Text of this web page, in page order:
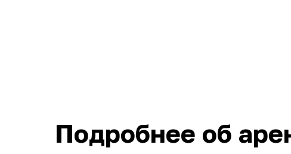
Подробнее об